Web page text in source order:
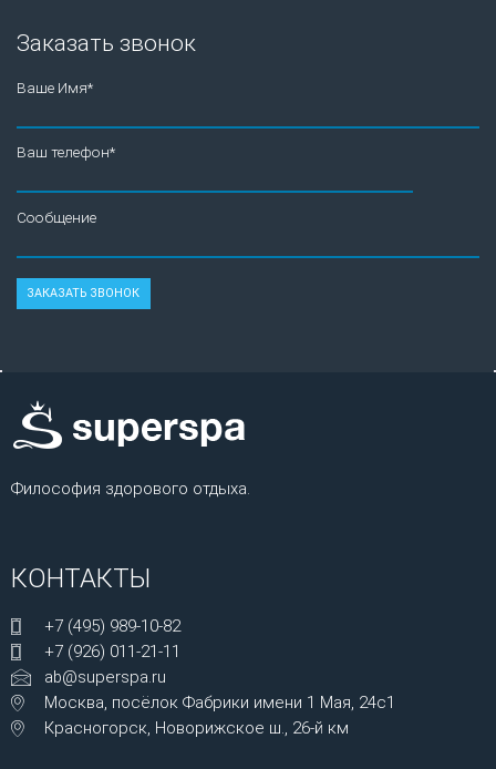
Заказать звонок
Ваше Имя*
Ваш телефон*
Сообщение
Философия здорового отдыха.
КОНТАКТЫ
+7 (495) 989-10-82
+7 (926) 011-21-11
ab@superspa.ru
Москва, посёлок Фабрики имени 1 Мая, 24с1
Красногорск, Новорижское ш., 26-й км